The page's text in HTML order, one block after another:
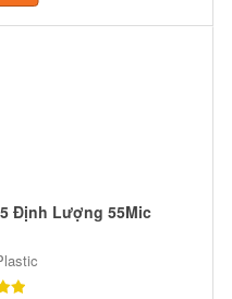
Định Lượng 55Mic